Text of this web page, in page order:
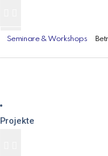
Seminare & Workshops
Projekte